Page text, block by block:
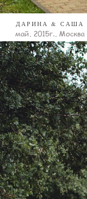
ДАРИНА & САША
май, 2015г., Москва